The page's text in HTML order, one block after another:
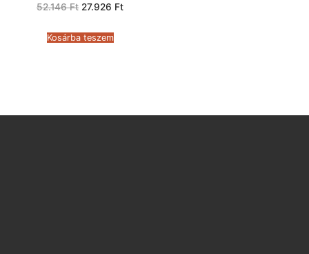
52.146Ft Original
52.146 Ft.
27.926 FtCurrent
Kosárba teszem